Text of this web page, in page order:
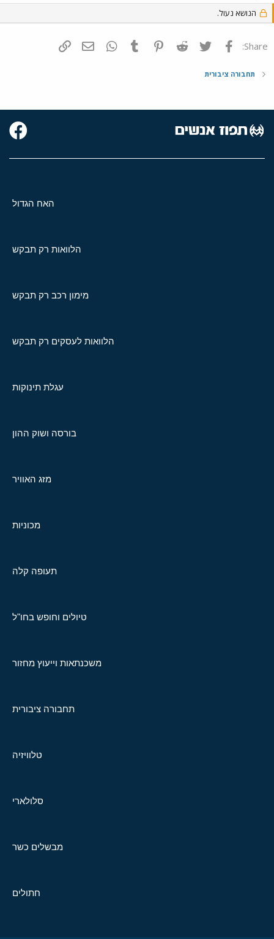
הנושא נעול.
Share: פייסבוק Twitter
Reddit
Pinterest
Tumblr
WhatsAppדואר אלקטרוני
תחבורה ציבורית
האח הגדול
הלוואות רק תבקש
מימון רכב רק תבקש
הלוואות לעסקים רק תבקש
עגלת תינוקות
בורסה ושוק ההון
מזג האוויר
מכוניות
תעופה קלה
טיולים וחופש בחו"ל
משכנתאות וייעוץ מחזור
תחבורה ציבורית
טלוויזיה
סלולארי
מבשלים כשר
חתולים